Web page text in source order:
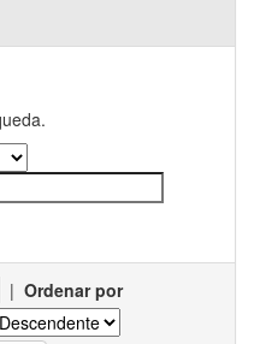
| Ordenar por